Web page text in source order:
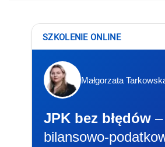
SZKOLENIE ONLINE
Małgorzata
JPK bez błędów
bilansowo-